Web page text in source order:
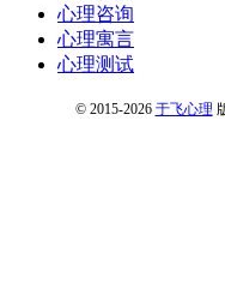
心理咨询
心理寓言
心理测试
© 2015-2026 于飞心理